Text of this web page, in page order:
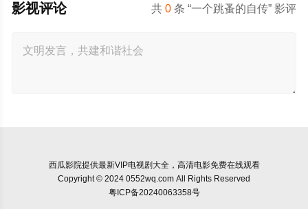
共0 条 “一个跳蚤的自传” 影评
影视评论
西瓜影院提供最新VIP电视剧大全，高清电影免费在线观看
Copyright © 2024 0552wq.com All Rights Reserved
粤ICP备20240063358号